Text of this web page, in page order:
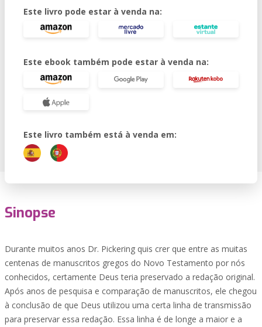
Este livro pode estar à venda na:
Este ebook também pode estar à venda na:
Este livro também está à venda em:
Sinopse
Durante muitos anos Dr. Pickering quis crer que entre as muitas
centenas de manuscritos gregos do Novo Testamento por nós
conhecidos, certamente Deus teria preservado a redação original.
Após anos de pesquisa e comparação de manuscritos, ele chegou
à conclusão de que Deus utilizou uma certa linha de transmissão
para preservar essa redação. Essa linha é de longe a maior e a